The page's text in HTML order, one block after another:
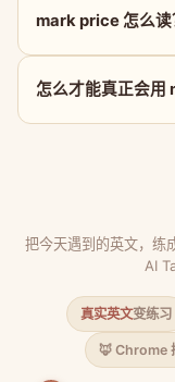
mark price 怎么读
怎么才能真正会用
把今天遇到的英文，练
AI
真实英文变练习
🦊 Chrome